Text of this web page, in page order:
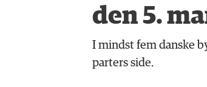
LÆSERden 5.
I mindst fem danske
parters side.